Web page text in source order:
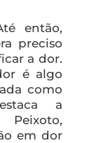
então,
preciso
a dor.
é algo
como
a
em dor